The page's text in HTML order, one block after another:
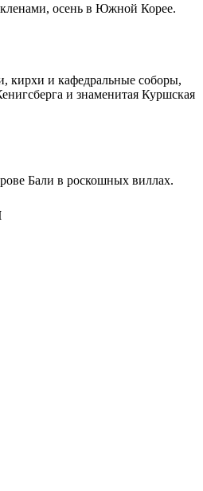
осень в Южной Корее.
кирхи и кафедральные соборы,
и знаменитая Куршская
Бали в роскошных виллах.